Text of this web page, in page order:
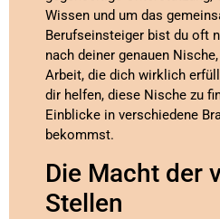
Wissen und um das
Berufseinsteiger bist du oft
nach deiner genauen
Arbeit, die dich wirklich
dir helfen, diese Nische zu
Einblicke in verschiedene
bekommst.
Die Macht der
Stellen